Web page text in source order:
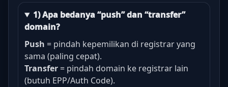
1) Apa bedanya “push” dan “transfer”
domain?
Push = pindah kepemilikan di registrar yang
sama (paling cepat).
Transfer = pindah domain ke registrar lain
(butuh EPP/Auth Code).